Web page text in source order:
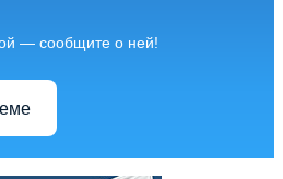
— сообщите о ней!